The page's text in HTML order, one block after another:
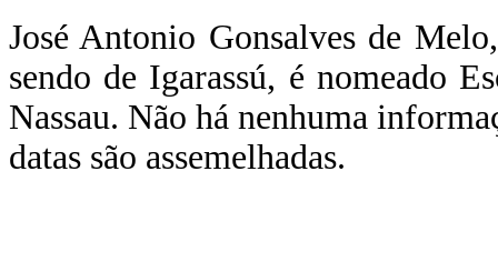
José Antonio Gonsalves de
sendo de Igarassú, é nomeado
Nassau. Não há nenhuma
datas são assemelhadas.